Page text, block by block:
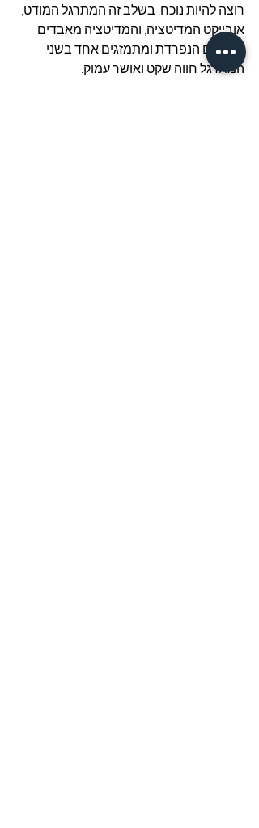
רוצה להיות נוכח. בשלב זה המתרגל המודט,
אובייקט המדיטציה, והמדיטציה מאבדים
מזהותם הנפרדת ומתמזגים אחד בשני.
המתרגל חווה שקט ואושר עמוק.